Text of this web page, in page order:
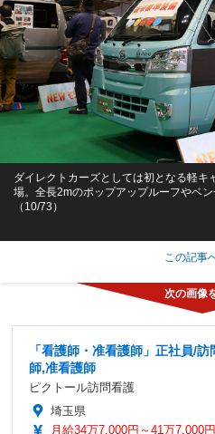
ダイレクトカーズとしては初となる軽
場。全長2mのポップアップルーフやベ
（10/73）
この記事
「看護師・准看護師」正社員/
師,准看護師
ピクトール訪問看護
埼玉県
月給34万7,000円～41万7,000円